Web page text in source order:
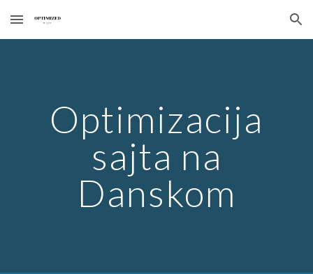
Skip to main content Skip to navigation
Optimizacija
sajta na
Danskom